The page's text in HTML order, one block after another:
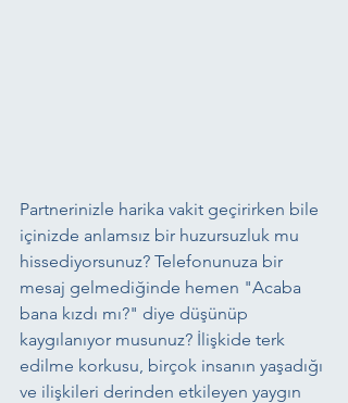
Partnerinizle harika vakit geçirirken bile
içinizde anlamsız bir huzursuzluk mu
hissediyorsunuz? Telefonunuza bir
mesaj gelmediğinde hemen "Acaba
bana kızdı mı?" diye düşünüp
kaygılanıyor musunuz? İlişkide terk
edilme korkusu, birçok insanın yaşadığı
ve ilişkileri derinden etkileyen yaygın